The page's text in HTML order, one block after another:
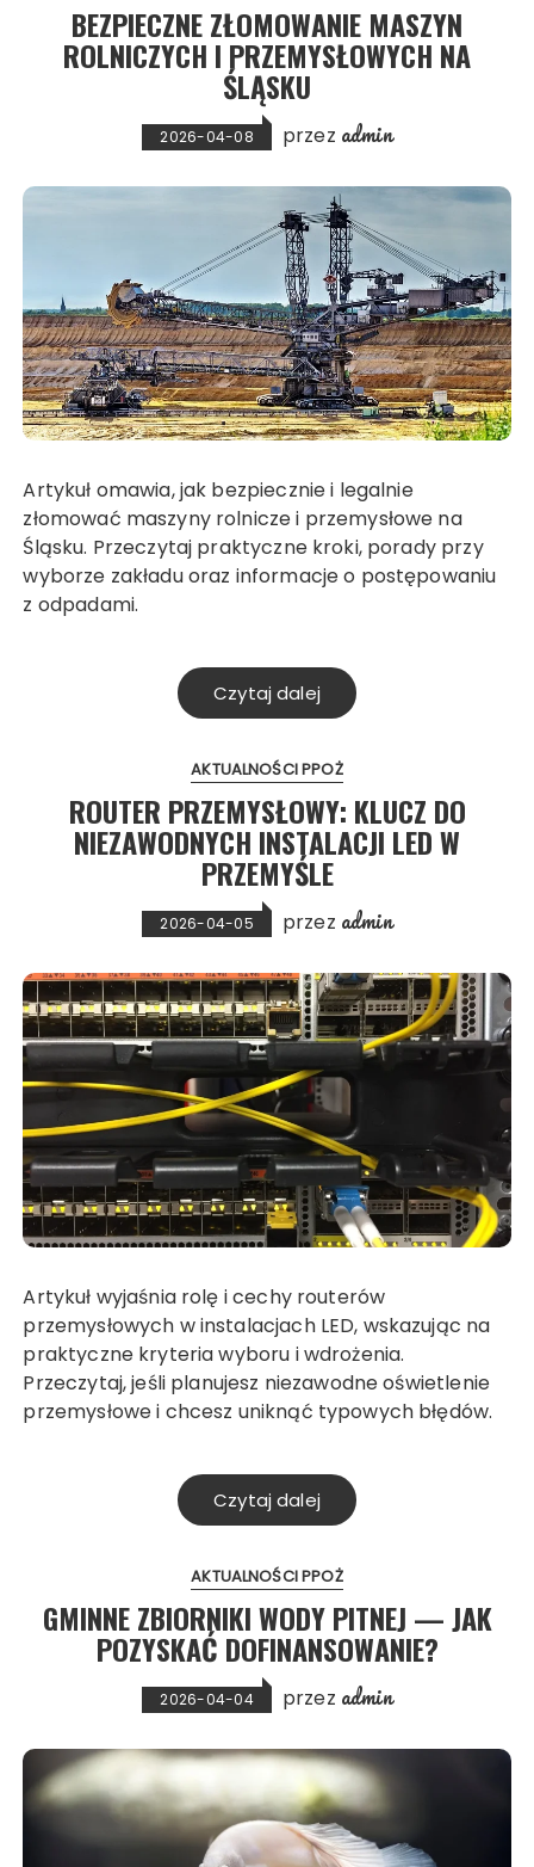
BEZPIECZNE ZŁOMOWANIE MASZYN
ROLNICZYCH I PRZEMYSŁOWYCH NA
ŚLĄSKU
2026-04-08 przez admin
Artykuł omawia, jak bezpiecznie i legalnie
złomować maszyny rolnicze i przemysłowe na
Śląsku. Przeczytaj praktyczne kroki, porady przy
wyborze zakładu oraz informacje o postępowaniu
z odpadami.
Czytaj dalej
AKTUALNOŚCI PPOŻ
ROUTER PRZEMYSŁOWY: KLUCZ DO
NIEZAWODNYCH INSTALACJI LED W
PRZEMYŚLE
2026-04-05 przez admin
Artykuł wyjaśnia rolę i cechy routerów
przemysłowych w instalacjach LED, wskazując na
praktyczne kryteria wyboru i wdrożenia.
Przeczytaj, jeśli planujesz niezawodne oświetlenie
przemysłowe i chcesz uniknąć typowych błędów.
Czytaj dalej
AKTUALNOŚCI PPOŻ
GMINNE ZBIORNIKI WODY PITNEJ — JAK
POZYSKAĆ DOFINANSOWANIE?
2026-04-04 przez admin